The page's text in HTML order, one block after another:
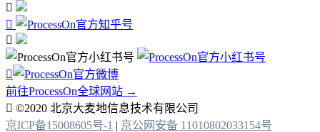




前往ProcessOn全球网站 →
 ©2020 北京大麦地信息技术有限公司
京ICP备15008605号-1 | 京公网安备 11010802033154号